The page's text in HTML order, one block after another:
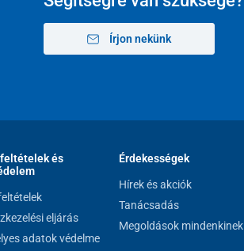
Írjon nekünk
és
eljárás
adatok védelme
Érdekességek
Hírek és akciók
Tanácsadás
Megoldások mindenkinek